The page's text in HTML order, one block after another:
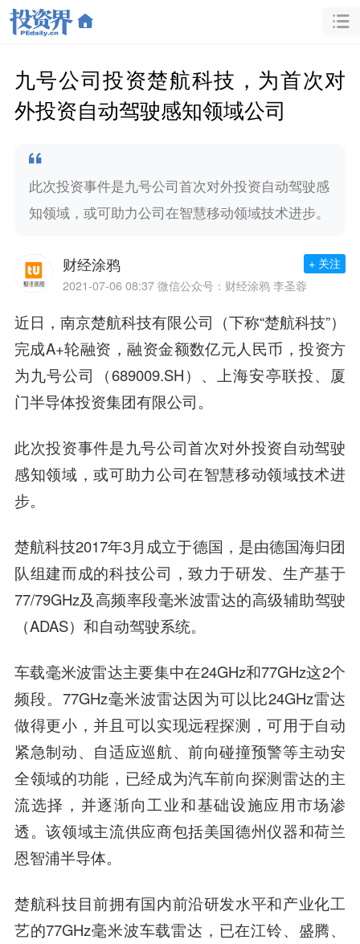
九号公司投资楚航科技，为首次对
外投资自动驾驶感知领域公司
此次投资事件是九号公司首次对外投资自动驾驶感
知领域，或可助力公司在智慧移动领域技术进步。
财经涂鸦
2021-07-06 08:37 微信公众号：财经涂鸦 李圣蓉
+ 关注
近日，南京楚航科技有限公司（下称“楚航科技”）
完成A+轮融资，融资金额数亿元人民币，投资方
为九号公司（689009.SH）、上海安亭联投、厦
门半导体投资集团有限公司。
此次投资事件是九号公司首次对外投资自动驾驶
感知领域，或可助力公司在智慧移动领域技术进
步。
楚航科技2017年3月成立于德国，是由德国海归团
队组建而成的科技公司，致力于研发、生产基于
77/79GHz及高频率段毫米波雷达的高级辅助驾驶
（ADAS）和自动驾驶系统。
车载毫米波雷达主要集中在24GHz和77GHz这2个
频段。77GHz毫米波雷达因为可以比24GHz雷达
做得更小，并且可以实现远程探测，可用于自动
紧急制动、自适应巡航、前向碰撞预警等主动安
全领域的功能，已经成为汽车前向探测雷达的主
流选择，并逐渐向工业和基础设施应用市场渗
透。该领域主流供应商包括美国德州仪器和荷兰
恩智浦半导体。
楚航科技目前拥有国内前沿研发水平和产业化工
艺的77GHz毫米波车载雷达，已在江铃、盛腾、